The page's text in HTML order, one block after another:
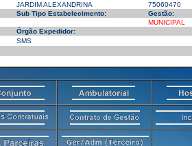
JARDIM ALEXANDRINA
75060470
Sub Tipo Estabelecimento:
Gestão:
MUNICIPAL
Órgão Expedidor:
SMS